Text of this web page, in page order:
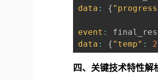
data : {
event :
data : { "temp" :
四、关键技术特性解